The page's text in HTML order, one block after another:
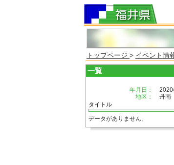
トップページ > イベント情
一覧
年月日：
2020
地区：
丹南
タイトル
データがありません。